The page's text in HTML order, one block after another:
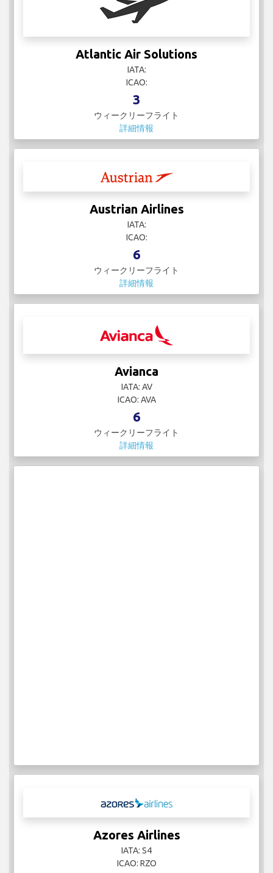
Atlantic Air Solutions
IATA:
ICAO:
3
ウィークリーフライト
詳細情報
Austrian Airlines
IATA:
ICAO:
6
ウィークリーフライト
詳細情報
Avianca
IATA: AV
ICAO: AVA
6
ウィークリーフライト
詳細情報
Azores Airlines
IATA: S4
ICAO: RZO